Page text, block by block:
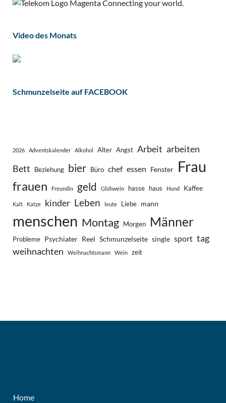
Video des Monats
Schmunzelseite auf FACEBOOK
2026 Adventskalender Alkohol Alter Angst Arbeit arbeiten
Bett
Beziehung bier Büro chef essen Fenster Frau
frauen Freundin geld Glühwein hasse haus Hund Kaffee
Kalt Katze kinder Leben leute Liebe mann
menschen Montag Morgen Männer
Probleme Psychiater Reel Schmunzelseite single sport tag
weihnachten
Weihnachtsmann Wein zeit
Home